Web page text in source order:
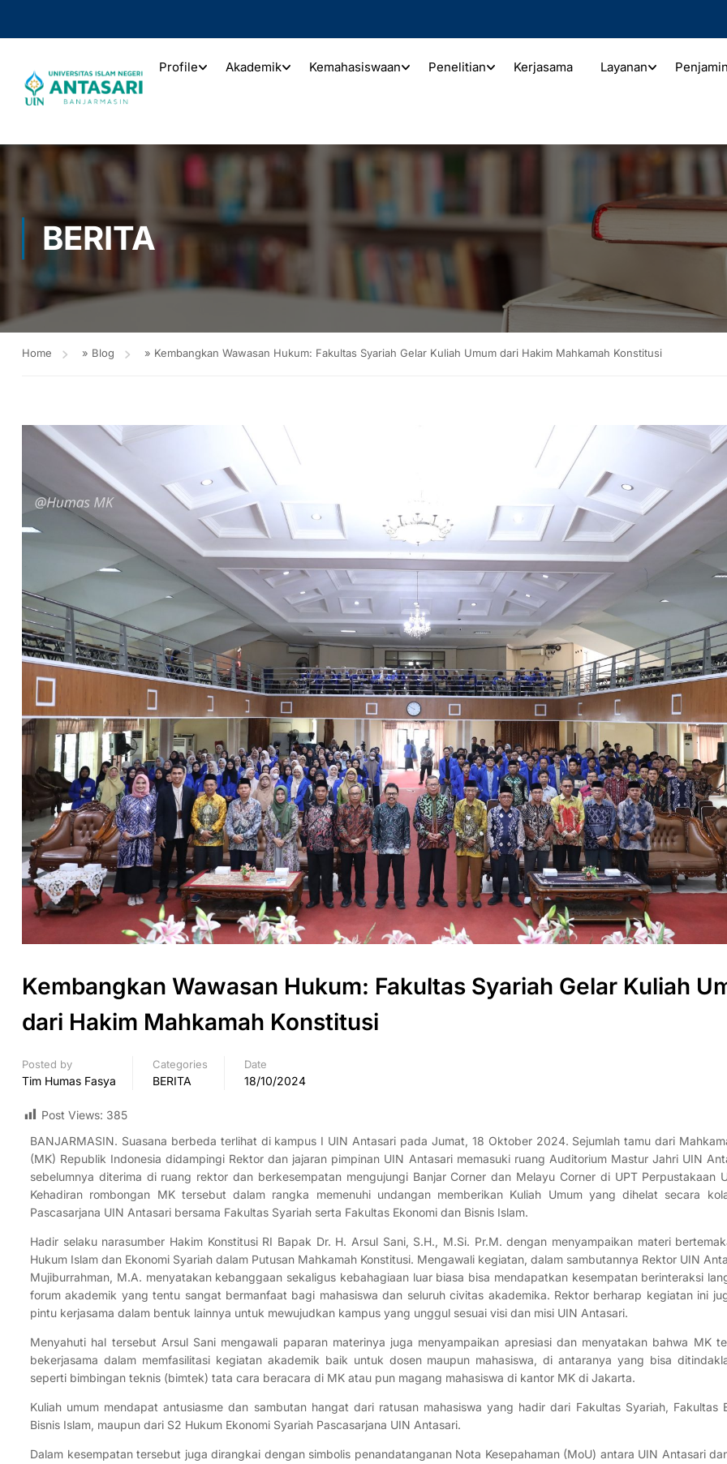
Profile Akademik Kemahasiswaan Penelitian Kerjasama Layanan
BERITA
Home » Blog » Kembangkan Wawasan Hukum: Fakultas Syariah Gelar Kuliah Umum dari Hakim Mahkamah Konstitusi
Kembangkan Wawasan Hukum: Fakultas Syariah Gelar Kuliah
dari Hakim Mahkamah Konstitusi
Posted by
Tim Humas Fasya
Categories
BERITA
Date
18/10/2024
Post Views: 385
BANJARMASIN. Suasana berbeda terlihat di kampus I UIN Antasari pada Jumat, 18 Oktober 2024. Sejumlah tamu dari
(MK) Republik Indonesia didampingi Rektor dan jajaran pimpinan UIN Antasari memasuki ruang Auditorium Mastur Jahri UIN
sebelumnya diterima di ruang rektor dan berkesempatan mengujungi Banjar Corner dan Melayu Corner di UPT Perpustakaan
Kehadiran rombongan MK tersebut dalam rangka memenuhi undangan memberikan Kuliah Umum yang dihelat secara
Pascasarjana UIN Antasari bersama Fakultas Syariah serta Fakultas Ekonomi dan Bisnis Islam.
Hadir selaku narasumber Hakim Konstitusi RI Bapak Dr. H. Arsul Sani, S.H., M.Si. Pr.M. dengan menyampaikan materi
Hukum Islam dan Ekonomi Syariah dalam Putusan Mahkamah Konstitusi. Mengawali kegiatan, dalam sambutannya Rektor UIN
Mujiburrahman, M.A. menyatakan kebanggaan sekaligus kebahagiaan luar biasa bisa mendapatkan kesempatan berinteraksi
forum akademik yang tentu sangat bermanfaat bagi mahasiswa dan seluruh civitas akademika. Rektor berharap kegiatan ini
pintu kerjasama dalam bentuk lainnya untuk mewujudkan kampus yang unggul sesuai visi dan misi UIN Antasari.
Menyahuti hal tersebut Arsul Sani mengawali paparan materinya juga menyampaikan apresiasi dan menyatakan bahwa MK
bekerjasama dalam memfasilitasi kegiatan akademik baik untuk dosen maupun mahasiswa, di antaranya yang bisa
seperti bimbingan teknis (bimtek) tata cara beracara di MK atau pun magang mahasiswa di kantor MK di Jakarta.
Kuliah umum mendapat antusiasme dan sambutan hangat dari ratusan mahasiswa yang hadir dari Fakultas Syariah, Fakultas
Bisnis Islam, maupun dari S2 Hukum Ekonomi Syariah Pascasarjana UIN Antasari.
Dalam kesempatan tersebut juga dirangkai dengan simbolis penandatanganan Nota Kesepahaman (MoU) antara UIN Antasari